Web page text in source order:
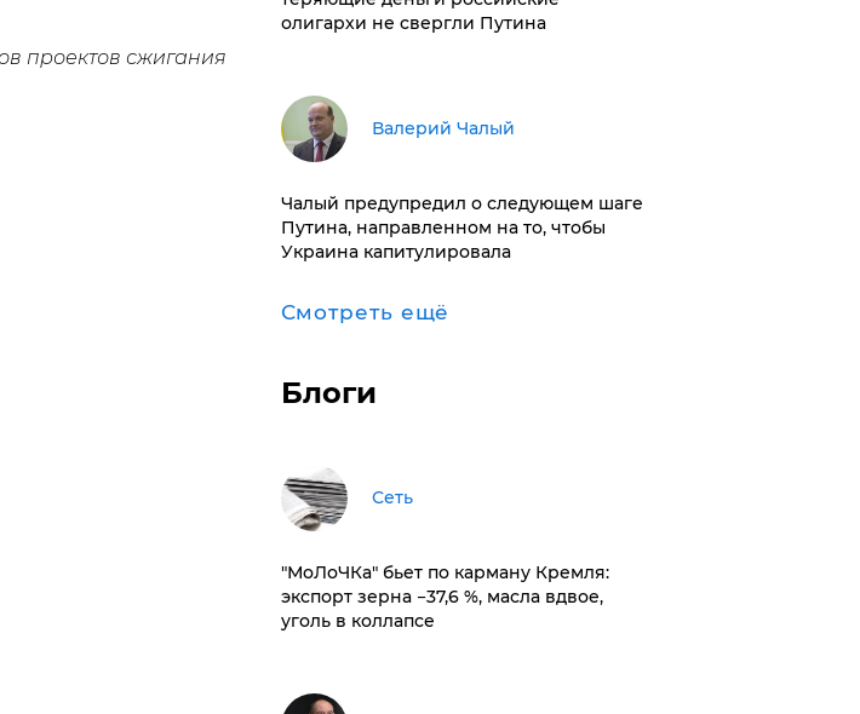
проектов сжигания
олигархи не свергли Путина
Валерий Чалый
Чалый предупредил о следующем шаге
Путина, направленном на то, чтобы
Украина капитулировала
Смотреть ещё
Блоги
Сеть
​"МоЛоЧКа" бьет по карману Кремля:
экспорт зерна −37,6 %, масла вдвое,
уголь в коллапсе